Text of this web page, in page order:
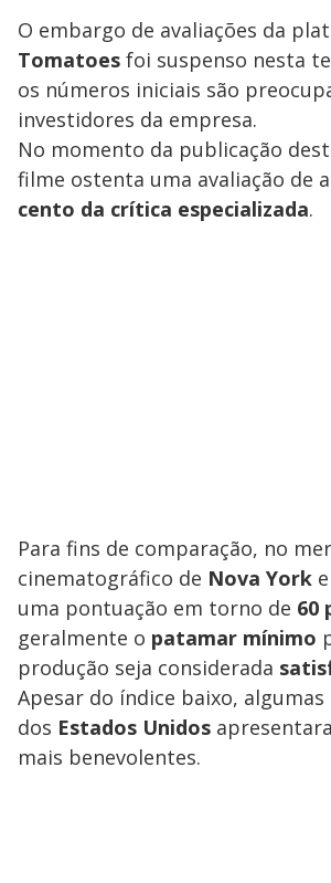
O embargo de avaliações da
Tomatoes foi suspenso nesta
os números iniciais são
investidores da empresa.
No momento da publicação
filme ostenta uma avaliação de
cento da crítica especializada.
Para fins de comparação, no
cinematográfico de Nova York e
uma pontuação em torno de 60
geralmente o patamar mínimo
produção seja considerada
Apesar do índice baixo,
dos Estados Unidos
mais benevolentes.